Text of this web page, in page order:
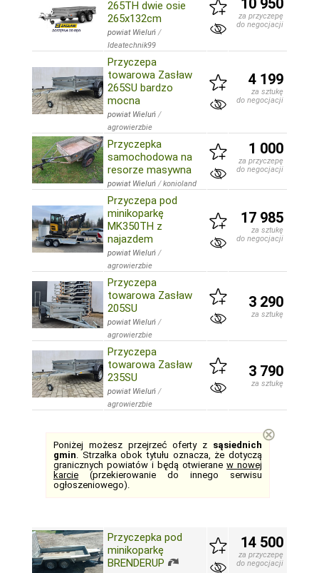
265TH dwie osie
265x132cm
powiat Wieluń /
Ideatechnik99
10 950
za przyczepę
do negocjacji
Przyczepa
towarowa Zasław
265SU bardzo
mocna
powiat Wieluń /
agrowierzbie
4 199
za sztukę
do negocjacji
Przyczepka
samochodowa na
resorze masywna
powiat Wieluń /konioland
1 000
za przyczepę
do negocjacji
Przyczepa pod
minikoparkę
MK350TH z
najazdem
powiat Wieluń /
agrowierzbie
17 985
za sztukę
do negocjacji
Przyczepa
towarowa Zasław
205SU
powiat Wieluń /
agrowierzbie
3 290
za sztukę
Przyczepa
towarowa Zasław
235SU
powiat Wieluń /
agrowierzbie
3 790
za sztukę
Poniżej możesz przejrzeć oferty z sąsiednich
gmin. Strzałka obok tytułu oznacza, że dotyczą
granicznych powiatów i będą otwierane w nowej
karcie (przekierowanie do innego serwisu
ogłoszeniowego).
⊗
Przyczepka pod
minikoparkę
BRENDERUP
14 500
za przyczepę
do negocjacji